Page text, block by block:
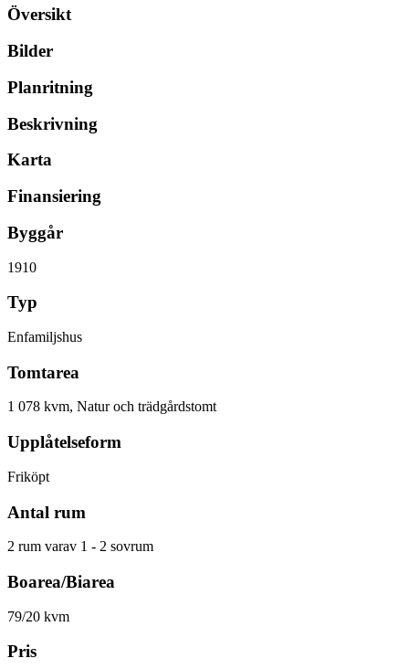
Översikt
Bilder
Planritning
Beskrivning
Karta
Finansiering
Byggår
1910
Typ
Enfamiljshus
Tomtarea
1 078 kvm, Natur och trädgårdstomt
Upplåtelseform
Friköpt
Antal rum
2 rum varav 1 - 2 sovrum
Boarea/Biarea
79/20 kvm
Pris